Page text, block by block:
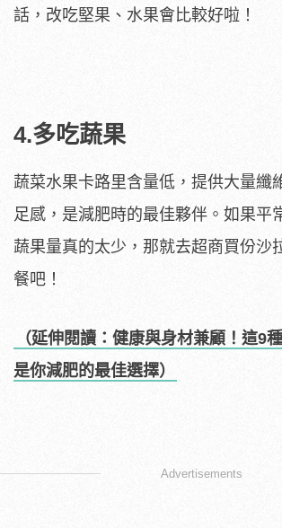
話，改吃堅果、水果會比較好啦！
4.多吃蔬果
蔬菜水果卡路里含量低，提供大量纖
足感，是減肥時的最佳夥伴。如果平
蔬果量真的太少，那就去超商買份沙
餐吧！
（延伸閱讀：健康與身材兼顧！這9
是你減肥的最佳選擇）
Advertisements